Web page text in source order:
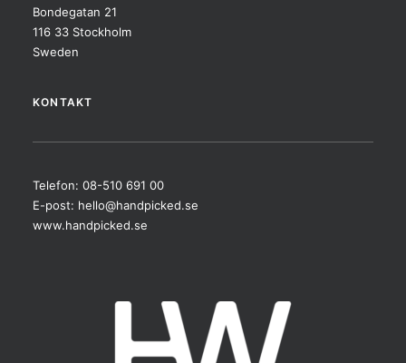
Bondegatan 21
116 33 Stockholm
Sweden
KONTAKT
Telefon: 08-510 691 00
E-post: hello@handpicked.se
www.handpicked.se